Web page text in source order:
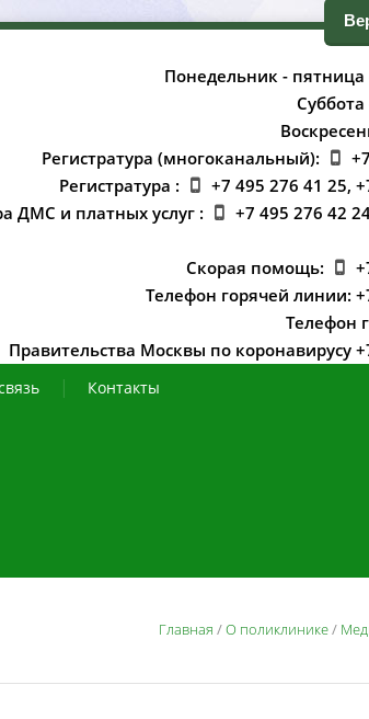
Понедельник - пятница
Суббота
Регистратура (многоканальный):
Регистратура :
+7 495 276 41 25,
ДМС и платных услуг :
+7 495 276 42
Скорая помощь:
Телефон горячей линии:
Телефон
Правительства Москвы по коронавирусу
Контакты
Главная /О поликлинике/